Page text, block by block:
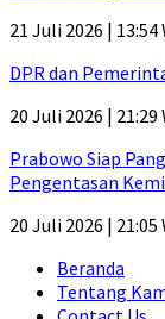
21 Juli 2026 | 13:54
DPR dan
20 Juli 2026 | 21:29
Prabowo Siap
Pengentasan
20 Juli 2026 | 21:05
Beranda
Tentang